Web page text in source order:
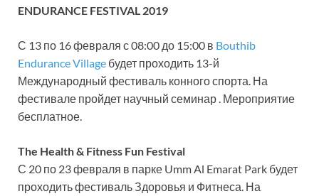
ENDURANCE FESTIVAL 2019
С 13 по 16 февраля с 08:00 до 15:00 в Bouthib
Endurance Village будет проходить 13-й
Международный фестиваль конного спорта. На
фестивале пройдет научный семинар . Мероприятие
бесплатное.
The Health & Fitness Fun Festival
С 20 по 23 февраля в парке Umm Al Emarat Park будет
проходить фестиваль Здоровья и Фитнеса. На